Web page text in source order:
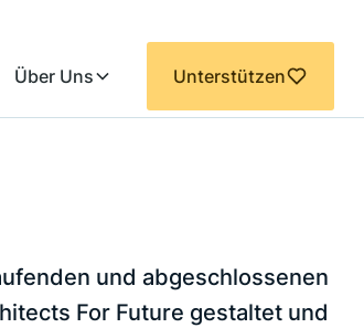
Über Uns Unterstützen
und abgeschlossenen
For Future gestaltet und